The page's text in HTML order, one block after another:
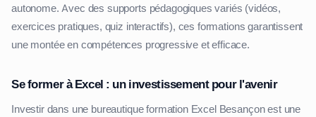
autonome. Avec des supports pédagogiques variés (vidéos,
exercices pratiques, quiz interactifs), ces formations garantissent
une montée en compétences progressive et efficace.
Se former à Excel : un investissement pour l'avenir
Investir dans une bureautique formation Excel Besançon est une